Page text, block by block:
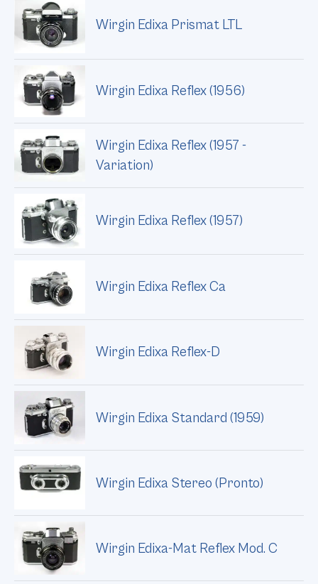
Wirgin Edixa Prismat LTL
Wirgin Edixa Reflex (1956)
Wirgin Edixa Reflex (1957 -
Variation)
Wirgin Edixa Reflex (1957)
Wirgin Edixa Reflex Ca
Wirgin Edixa Reflex-D
Wirgin Edixa Standard (1959)
Wirgin Edixa Stereo (Pronto)
Wirgin Edixa-Mat Reflex Mod. C